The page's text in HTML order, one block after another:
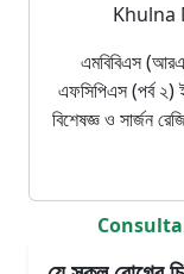
Khulna
এমবিবিএস
এফসিপিএস (পর্ব ২)
বিশেষজ্ঞ ও সার্জন